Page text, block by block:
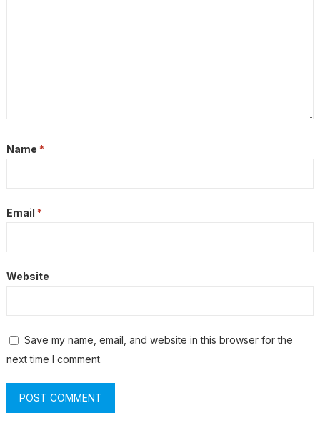
Name *
Email *
Website
Save my name, email, and website in this browser for the
next time I comment.